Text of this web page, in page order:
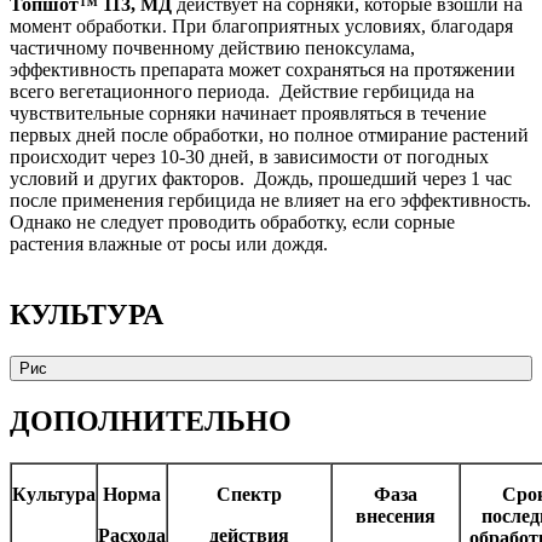
Топшот™ 113, МД
действует на сорняки, которые взошли на
момент обработки. При благоприятных условиях, благодаря
частичному почвенному действию пеноксулама,
эффективность препарата может сохраняться на протяжении
всего вегетационного периода. Действие гербицида на
чувствительные сорняки начинает проявляться в течение
первых дней после обработки, но полное отмирание растений
происходит через 10-30 дней, в зависимости от погодных
условий и других факторов. Дождь, прошедший через 1 час
после применения гербицида не влияет на его эффективность.
Однако не следует проводить обработку, если сорные
растения влажные от росы или дождя.
КУЛЬТУРА
Рис
ДОПОЛНИТЕЛЬНО
Культура Норма
Расхода
Спектр
действия
Фаза
внесения